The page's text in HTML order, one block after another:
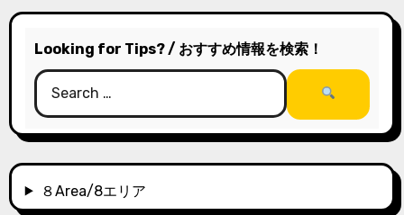
Looking for Tips? / おすすめ情報を検索！
８Area/8エリア